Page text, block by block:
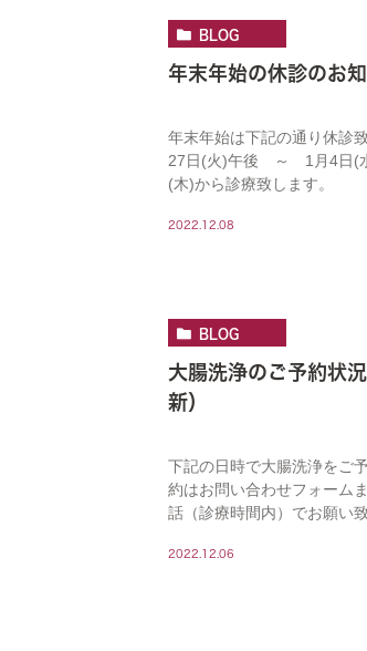
BLOG
年末年始の休診のお知
年末年始は下記の通り休診
27日(火)午後 ～ 1月4日(
(木)から診療致します。
2022.12.08
BLOG
大腸洗浄のご予約状
新）
下記の日時で大腸洗浄をご
約はお問い合わせフォーム
話（診療時間内）でお願い
頂いた時点で予約済となっ
2022.12.06